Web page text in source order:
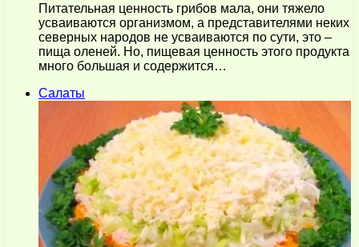
Питательная ценность грибов мала, они тяжело
усваиваются организмом, а представителями неких
северных народов не усваиваются по сути, это –
пища оленей. Но, пищевая ценность этого продукта
много большая и содержится…
Салаты